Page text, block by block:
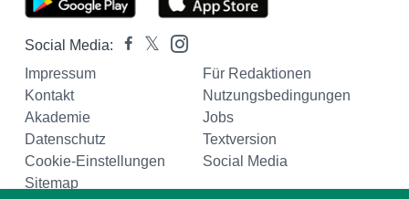
Social Media:
Impressum
Für Redaktionen
Kontakt
Nutzungsbedingungen
Akademie
Jobs
Datenschutz
Textversion
Cookie-Einstellungen
Social Media
Sitemap